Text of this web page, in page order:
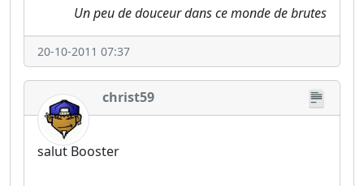
Un peu de douceur dans ce monde de brutes
20-10-2011 07:37
christ59
salut Booster